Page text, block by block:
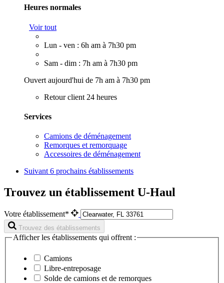
Heures normales
Voir tout
Lun - ven : 6h am à 7h30 pm
Sam - dim : 7h am à 7h30 pm
Ouvert aujourd'hui de 7h am à 7h30 pm
Retour client 24 heures
Services
Camions de déménagement
Remorques et remorquage
Accessoires de déménagement
Suivant 6 prochains établissements
Trouvez un établissement U-Haul
Votre établissement*
Trouvez des établissements
Afficher les établissements qui offrent :
Camions
Libre-entreposage
Solde de camions et de remorques